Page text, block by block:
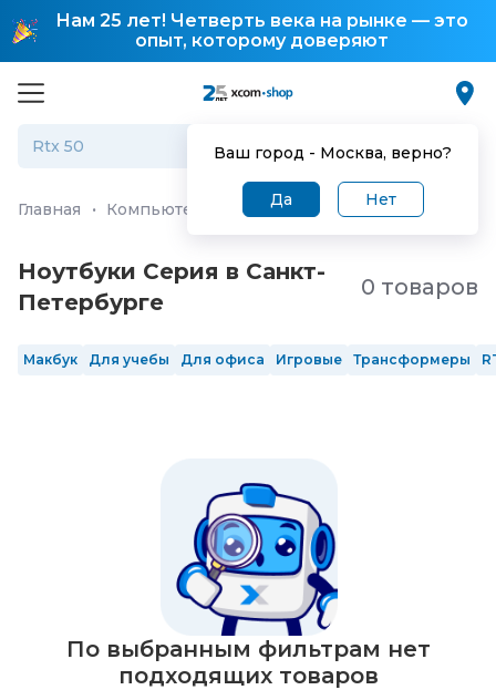
Нам 25 лет! Четверть века на рынке — это
опыт, которому доверяют
Ваш город - Москва, верно?
Да Нет
Главная · Компьютеры и ноутбуки Ноутбуки
Ноутбуки Серия в Санкт-
Петербургe
0 товаров
Макбук Для учебы Для офиса Игровые Трансформеры
По выбранным фильтрам нет
подходящих товаров